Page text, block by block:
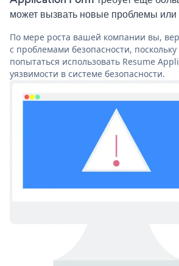
может вызвать новые проблемы
По мере роста вашей компании вы,
с проблемами безопасности,
попытаться использовать Resume
уязвимости в системе безопасности.